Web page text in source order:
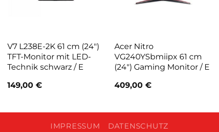
V7 L238E-2K 61 cm (24″)
TFT-Monitor mit LED-
Technik schwarz / E
149,00 €
Acer Nitro
VG240YSbmiipx 61 cm
(24″) Gaming Monitor / E
409,00 €
IMPRESSUM DATENSCHUTZ